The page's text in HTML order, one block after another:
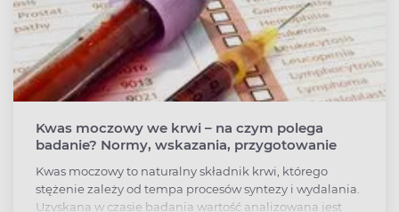
Kwas moczowy we krwi – na czym polega
badanie? Normy, wskazania, przygotowanie
Kwas moczowy to naturalny składnik krwi, którego
stężenie zależy od tempa procesów syntezy i wydalania.
Uzyskana w czasie badania wartość analizowana jest